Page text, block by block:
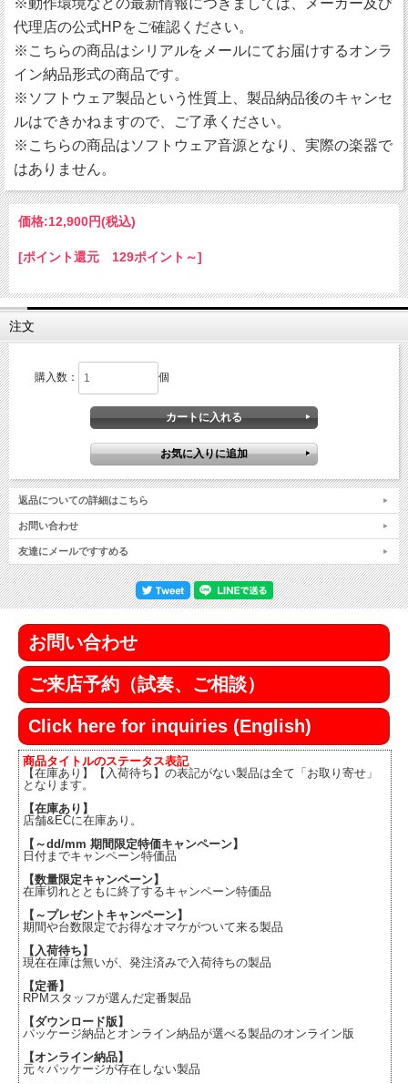
※動作環境などの最新情報につきましては、メーカー及び
代理店の公式HPをご確認ください。
※こちらの商品はシリアルをメールにてお届けするオンラ
イン納品形式の商品です。
※ソフトウェア製品という性質上、製品納品後のキャンセ
ルはできかねますので、ご了承ください。
※こちらの商品はソフトウェア音源となり、実際の楽器で
はありません。
価格:12,900円(税込)
[ポイント還元 129ポイント～]
注文
購入数： 個
返品についての詳細はこちら
お問い合わせ
友達にメールですすめる
お問い合わせ
ご来店予約（試奏、ご相談）
Click here for inquiries (English)
商品タイトルのステータス表記
【在庫あり】【入荷待ち】の表記がない製品は全て「お取り寄せ」
となります。
【在庫あり】
店舗&ECに在庫あり。
【～dd/mm 期間限定特価キャンペーン】
日付までキャンペーン特価品
【数量限定キャンペーン】
在庫切れとともに終了するキャンペーン特価品
【～プレゼントキャンペーン】
期間や台数限定でお得なオマケがついて来る製品
【入荷待ち】
現在在庫は無いが、発注済みで入荷待ちの製品
【定番】
RPMスタッフが選んだ定番製品
【ダウンロード版】
パッケージ納品とオンライン納品が選べる製品のオンライン版
【オンライン納品】
元々パッケージが存在しない製品